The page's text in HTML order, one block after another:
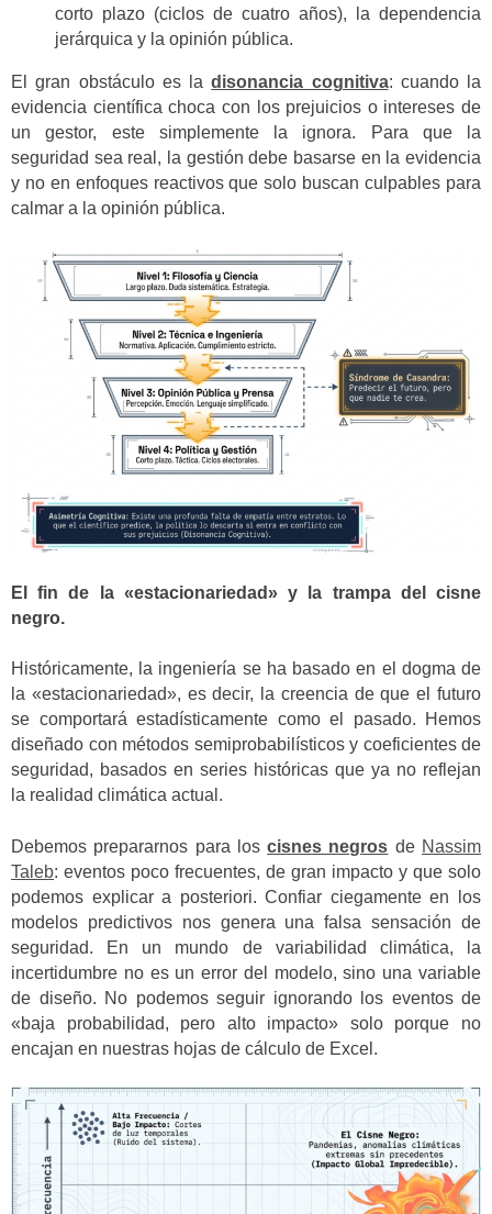
corto plazo (ciclos de cuatro años), la dependencia
jerárquica y la opinión pública.
El gran obstáculo es ladisonancia cognitiva: cuando la
evidencia científica choca con los prejuicios o intereses de
un gestor, este simplemente la ignora. Para que la
seguridad sea real, la gestión debe basarse en la evidencia
y no en enfoques reactivos que solo buscan culpables para
calmar a la opinión pública.
El fin de la «estacionariedad» y la trampa del cisne
negro.
Históricamente, la ingeniería se ha basado en el dogma de
la «estacionariedad», es decir, la creencia de que el futuro
se comportará estadísticamente como el pasado. Hemos
diseñado con métodos semiprobabilísticos y coeficientes de
seguridad, basados en series históricas que ya no reflejan
la realidad climática actual.
Debemos prepararnos para loscisnes negros de Nassim
Taleb: eventos poco frecuentes, de gran impacto y que solo
podemos explicar a posteriori. Confiar ciegamente en los
modelos predictivos nos genera una falsa sensación de
seguridad. En un mundo de variabilidad climática, la
incertidumbre no es un error del modelo, sino una variable
de diseño. No podemos seguir ignorando los eventos de
«baja probabilidad, pero alto impacto» solo porque no
encajan en nuestras hojas de cálculo de Excel.